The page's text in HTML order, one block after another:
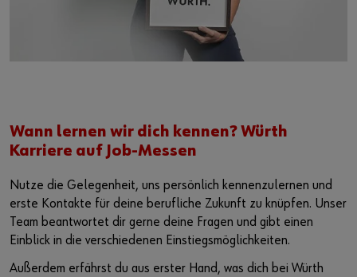
Wann lernen wir dich kennen? Würth
Karriere auf Job-Messen
Nutze die Gelegenheit, uns persönlich kennenzulernen und
erste Kontakte für deine berufliche Zukunft zu knüpfen. Unser
Team beantwortet dir gerne deine Fragen und gibt einen
Einblick in die verschiedenen Einstiegsmöglichkeiten.
Außerdem erfährst du aus erster Hand, was dich bei Würth